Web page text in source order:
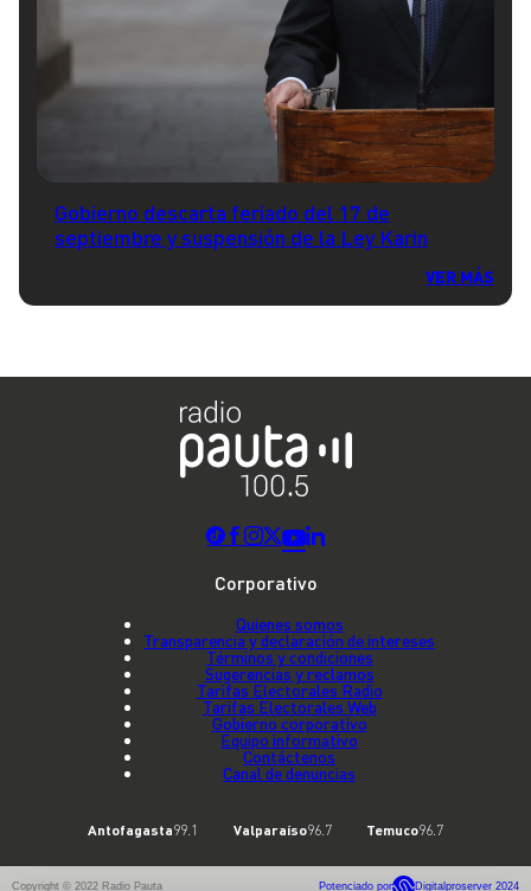
Gobierno descarta feriado del 17 de
septiembre y suspensión de la Ley Karin
VER MÁS
Corporativo
Quienes somos
Transparencia y declaración de intereses
Términos y condiciones
Sugerencias y reclamos
Tarifas Electorales Radio
Tarifas Electorales Web
Gobierno corporativo
Equipo informativo
Contáctenos
Canal de denuncias
Antofagasta99.1 Valparaíso96.7 Temuco96.7
Copyright © 2022 Radio Pauta Potenciado por Digitalproserver 2024